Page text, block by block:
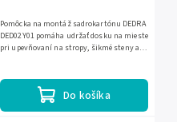
Do košíka
Pomôcka na montáž sadrokartónu DEDRA
DED02Y01 pomáha udržať dosku na mieste
pri upevňovaní na stropy, šikmé steny a